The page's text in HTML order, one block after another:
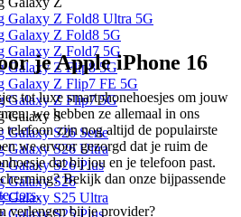
Galaxy Z Fold8 Ultra 5G
Galaxy Z Fold8 5G
Galaxy Z Fold7 5G
Galaxy Z Flip8 5G
Galaxy Z Flip7 FE 5G
Galaxy Z Flip7 5G
Galaxy S
Galaxy S26 Serie
Galaxy S26 Ultra
Galaxy S26 Plus
Galaxy S26
Galaxy S25 Ultra
Galaxy S25 Plus
je Apple iPhone 16
we hebben ze allemaal in ons
telefoon zijn nog altijd de populairste
we ervoor gezorgd dat je ruim de
dat bij jou en je telefoon past.
.
verlengen bij je provider?